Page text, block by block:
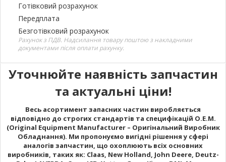
Готівковий розрахунок
Передплата
Безготівковий розрахунок
Рахунок з ПДВ. Надсилання товару поштою з накладними
документами після оплати рахунку.
Уточнюйте наявність запчастин
та актуальні ціни!
Весь асортимент запасних частин виробляється
відповідно до строгих стандартів та специфікацій O.E.M.
(Original Equipment Manufacturer – Оригінальний Виробник
Обладнання). Ми пропонуємо вигідні рішення у сфері
аналогів запчастин, що охоплюють всіх основних
виробників, таких як: Claas, New Holland, John Deere, Deutz-